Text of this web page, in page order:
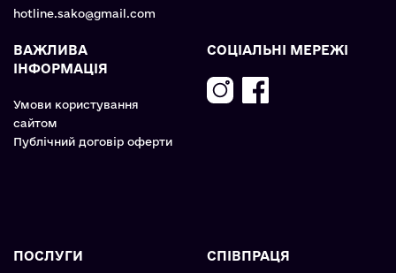
hotline.sako@gmail.com
ВАЖЛИВА
ІНФОРМАЦІЯ
Умови користування
сайтом
Публічний договір оферти
СОЦІАЛЬНІ МЕРЕЖІ
ПОСЛУГИ СПІВПРАЦЯ